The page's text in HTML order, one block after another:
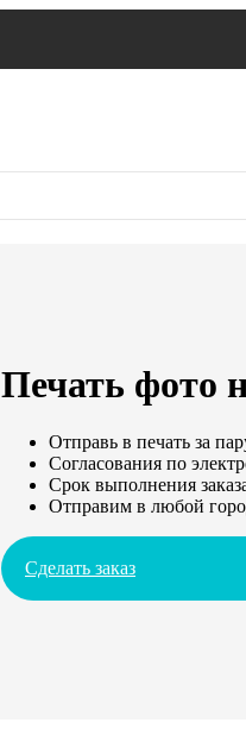
Печать фото
Отправь в печать за
Согласования по
Срок выполнения
Отправим в любой
Сделать заказ